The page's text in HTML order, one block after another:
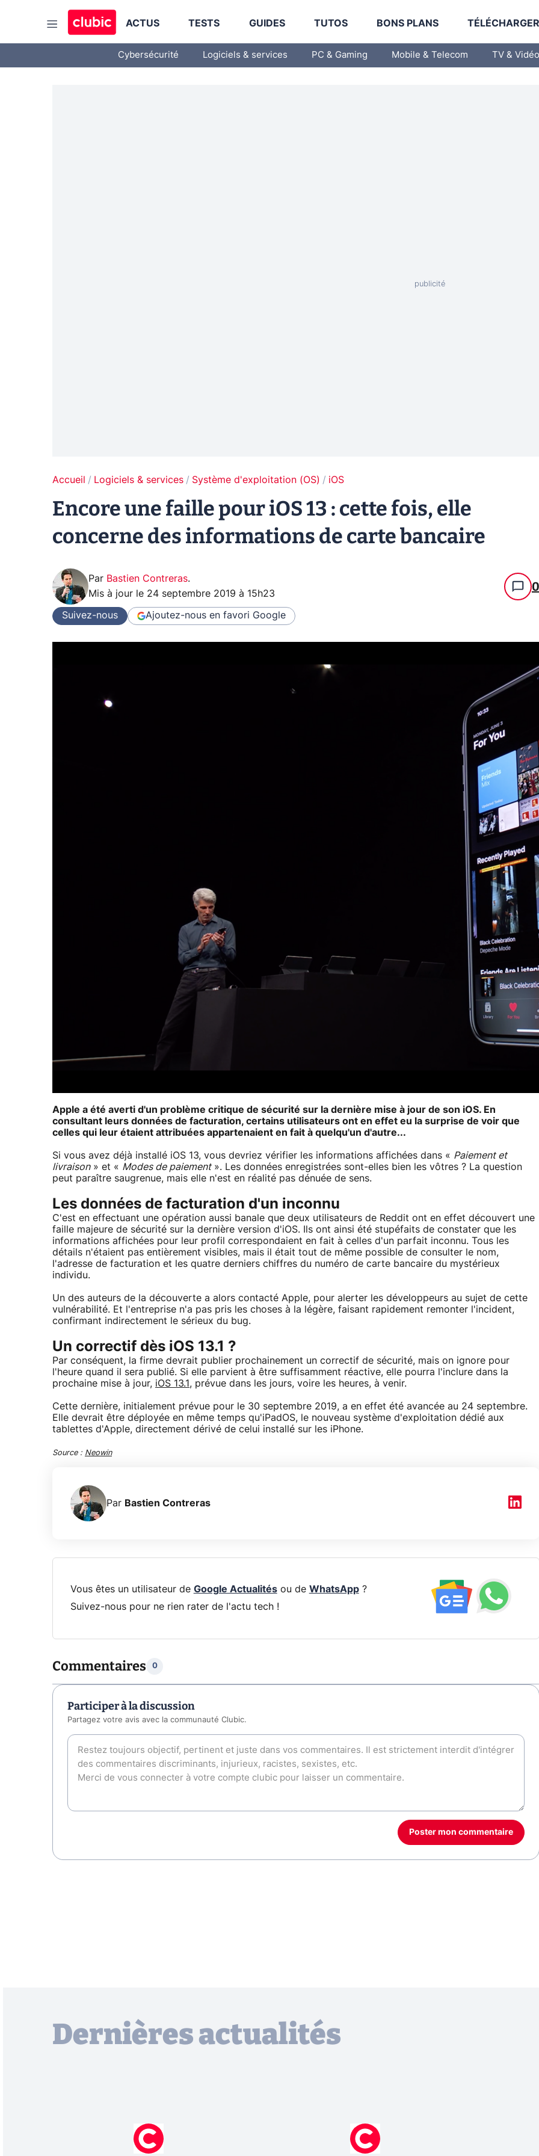
ACTUS TESTS GUIDES TUTOS BONS PLANS
Cybersécurité Logiciels & services PC & Gaming Mobile & Telecom TV & Vidéo
Accueil Logiciels & services Système d'exploitation (OS) iOS
Encore une faille pour iOS 13 : cette fois, elle
concerne des informations de carte bancaire
Par Bastien Contreras.
Mis à jour le 24 septembre 2019 à 15h23 0
Suivez-nous Ajoutez-nous en favori Google
Apple a été averti d'un problème critique de sécurité sur la dernière mise à jour de son iOS. En
consultant leurs données de facturation, certains utilisateurs ont en effet eu la surprise de voir que
celles qui leur étaient attribuées appartenaient en fait à quelqu'un d'autre...
Si vous avez déjà installé iOS 13, vous devriez vérifier les informations affichées dans « Paiement et
livraison» et « Modes de paiement». Les données enregistrées sont-elles bien les vôtres ? La question
peut paraître saugrenue, mais elle n'est en réalité pas dénuée de sens.
Les données de facturation d'un inconnu
C'est en effectuant une opération aussi banale que deux utilisateurs de Reddit ont en effet découvert une
faille majeure de sécurité sur la dernière version d'iOS. Ils ont ainsi été stupéfaits de constater que les
informations affichées pour leur profil correspondaient en fait à celles d'un parfait inconnu. Tous les
détails n'étaient pas entièrement visibles, mais il était tout de même possible de consulter le nom,
l'adresse de facturation et les quatre derniers chiffres du numéro de carte bancaire du mystérieux
individu.
Un des auteurs de la découverte a alors contacté Apple, pour alerter les développeurs au sujet de cette
vulnérabilité. Et l'entreprise n'a pas pris les choses à la légère, faisant rapidement remonter l'incident,
confirmant indirectement le sérieux du bug.
Un correctif dès iOS 13.1 ?
Par conséquent, la firme devrait publier prochainement un correctif de sécurité, mais on ignore pour
l'heure quand il sera publié. Si elle parvient à être suffisamment réactive, elle pourra l'inclure dans la
prochaine mise à jour, iOS 13.1 , prévue dans les jours, voire les heures, à venir.
Cette dernière, initialement prévue pour le 30 septembre 2019, a en effet été avancée au 24 septembre.
Elle devrait être déployée en même temps qu'iPadOS, le nouveau système d'exploitation dédié aux
tablettes d'Apple, directement dérivé de celui installé sur les iPhone.
Source : Neowin
Par Bastien Contreras
Vous êtes un utilisateur de Google Actualitésou de WhatsApp?
Suivez-nous pour ne rien rater de l'actu tech !
Commentaires 0
Participer à la discussion
Partagez votre avis avec la communauté Clubic.
Poster mon commentaire
Dernières actualités